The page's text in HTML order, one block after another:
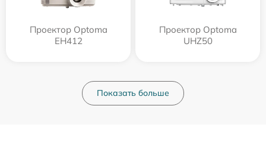
Проектор Optoma
EH412
Проектор Optoma
UHZ50
Показать больше